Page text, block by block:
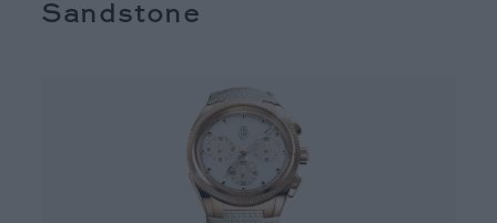
Sandstone